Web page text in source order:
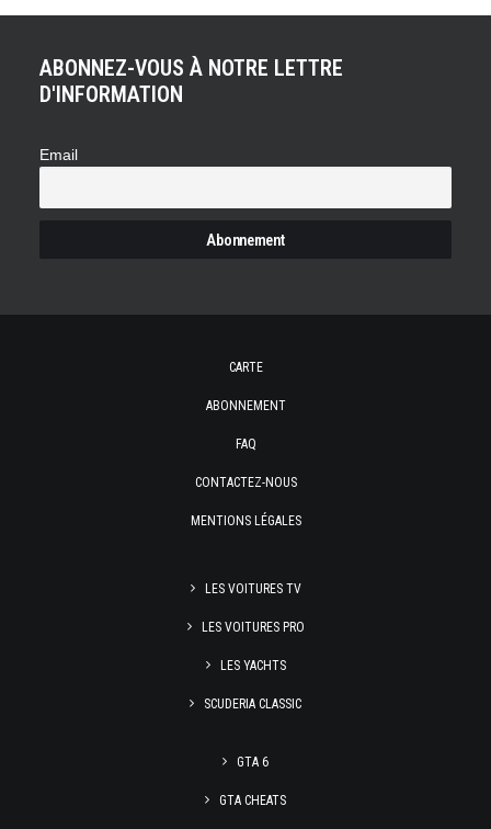
ABONNEZ-VOUS À NOTRE LETTRE
D'INFORMATION
Email
CARTE
ABONNEMENT
FAQ
CONTACTEZ-NOUS
MENTIONS LÉGALES
LES VOITURES TV
LES VOITURES PRO
LES YACHTS
SCUDERIA CLASSIC
GTA 6
GTA CHEATS